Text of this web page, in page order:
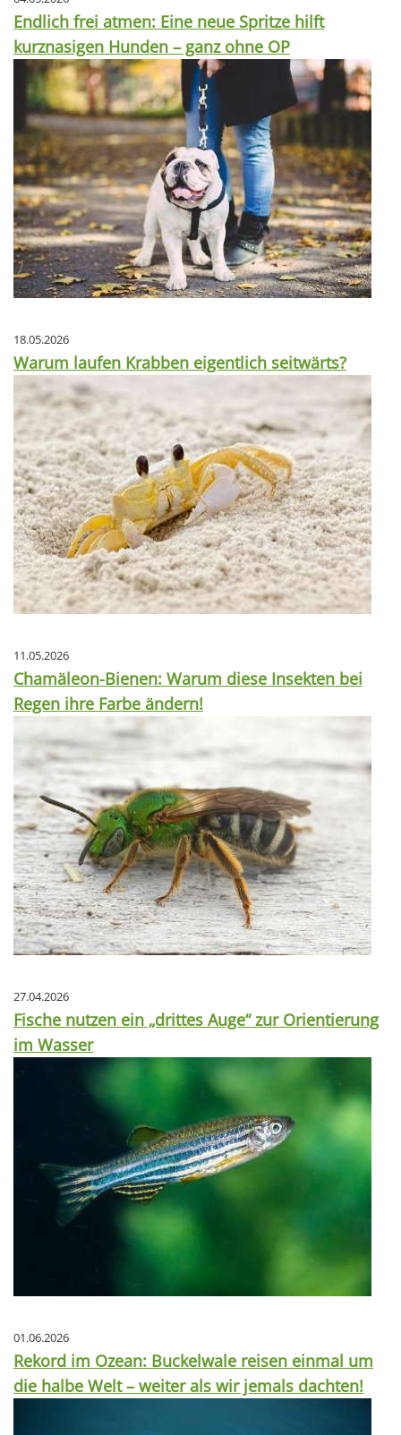
Endlich frei atmen: Eine neue Spritze hilft
kurznasigen Hunden – ganz ohne OP
18.05.2026
Warum laufen Krabben eigentlich seitwärts?
11.05.2026
Chamäleon-Bienen: Warum diese Insekten bei
Regen ihre Farbe ändern!
27.04.2026
Fische nutzen ein „drittes Auge“ zur Orientierung
im Wasser
01.06.2026
Rekord im Ozean: Buckelwale reisen einmal um
die halbe Welt – weiter als wir jemals dachten!